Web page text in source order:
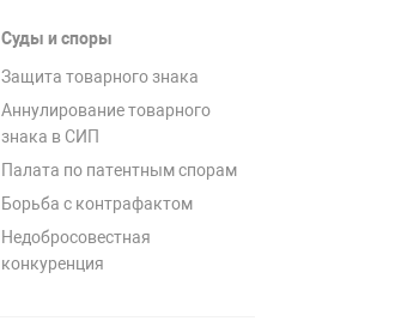
Суды и споры
Защита товарного знака
Аннулирование товарного
знака в СИП
Палата по патентным спорам
Борьба с контрафактом
Недобросовестная
конкуренция